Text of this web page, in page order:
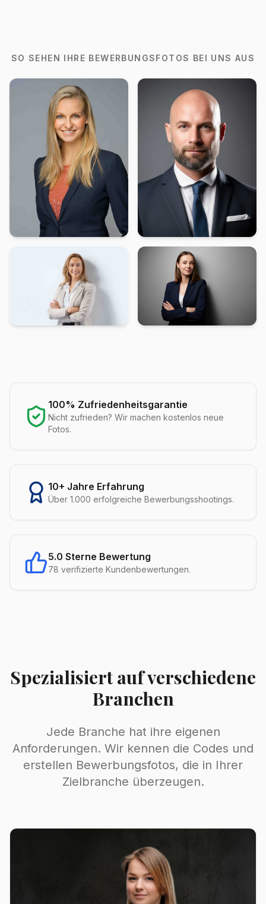
SO SEHEN IHRE BEWERBUNGSFOTOS BEI UNS AUS
100% Zufriedenheitsgarantie
Nicht zufrieden? Wir machen kostenlos neue
Fotos.
10+ Jahre Erfahrung
Über 1.000 erfolgreiche Bewerbungsshootings.
5.0 Sterne Bewertung
78 verifizierte Kundenbewertungen.
Spezialisiert auf verschiedene
Branchen
Jede Branche hat ihre eigenen
Anforderungen. Wir kennen die Codes und
erstellen Bewerbungsfotos, die in Ihrer
Zielbranche überzeugen.